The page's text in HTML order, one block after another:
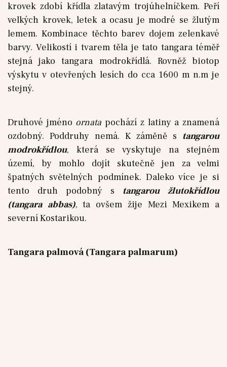
krovek zdobí křídla zlatavým trojúhelníčkem. Peří
velkých krovek, letek a ocasu je modré se žlutým
lemem. Kombinace těchto barev dojem zelenkavé
barvy. Velikostí i tvarem těla je tato tangara téměř
stejná jako tangara modrokřídlá. Rovněž biotop
výskytu v otevřených lesích do cca 1600 m n.m je
stejný.
Druhové jméno ornata pochází z latiny a znamená
ozdobný. Poddruhy nemá. K záměně s tangarou
modrokřídlou, která se vyskytuje na stejném
území, by mohlo dojít skutečně jen za velmi
špatných světelných podmínek. Daleko více je si
tento druh podobný s tangarou žlutokřídlou
(tangara abbas), ta ovšem žije Mezi Mexikem a
severní Kostarikou.
Tangara palmová (Tangara palmarum)